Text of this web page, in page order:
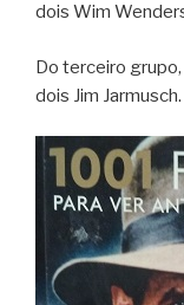
dois Wim
Do terceiro
dois Jim Jarmusch.